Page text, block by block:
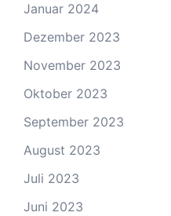
Januar 2024
Dezember 2023
November 2023
Oktober 2023
September 2023
August 2023
Juli 2023
Juni 2023